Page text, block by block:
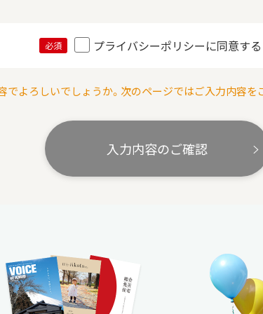
必須 プライバシーポリシーに同意する
でよろしいでしょうか。次のページではご入力内容を
入力内容のご確認